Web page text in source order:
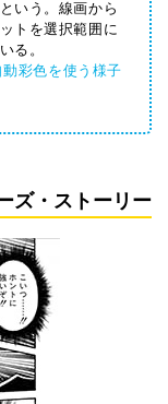
いう。線画から
トを選択範囲に
る。
彩色を使う様子
ズ・ストーリー